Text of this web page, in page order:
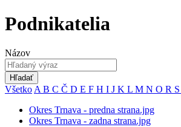
Podnikatelia
Názov
Hľadať
Všetko A B C Č D E F H I J K L M N O R S
Okres Trnava - predna strana.jpg
Okres Trnava - zadna strana.jpg